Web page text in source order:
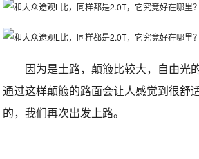
因为是土路，颠簸比较大，自由光
通过这样颠簸的路面会让人感觉到很舒
的，我们再次出发上路。